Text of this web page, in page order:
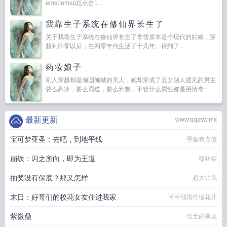
emspemsp总点击1...
我靠生子系统在修仙界长生了
关于我靠生子系统在修仙界长生了李雪原本是个现代的姑娘，穿
越到四零以后，在四零年代生活了十几年。得到了...
药妆娘子
别人穿越都是倾国倾城的美人，她却穿成了丑女别人遇见的男主
要么高冷，要么霸道，要么邪魅，不管什么属性都是用情专一...
www.qqxsw.mx
最新更新
宝可梦亚圣：去吧，到地平线 墨鱼有点傻
崩铁：闪之所向，即为王道 穆林桀
抽奖没有保底？那又怎样 超大钻风
末日：好哥们的校花女友住进我家 芊芊细雨柠檬花开
紫微鼎 出土的暴龙